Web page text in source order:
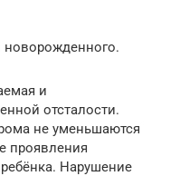
и
отсталости.
не уменьшаются
проявления
Нарушение